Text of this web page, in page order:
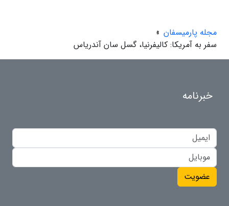
مجله پارمیسفان »
سفر به آمریکا: کالیفرنیا، گسل سان آندریاس
خبرنامه
عضویت